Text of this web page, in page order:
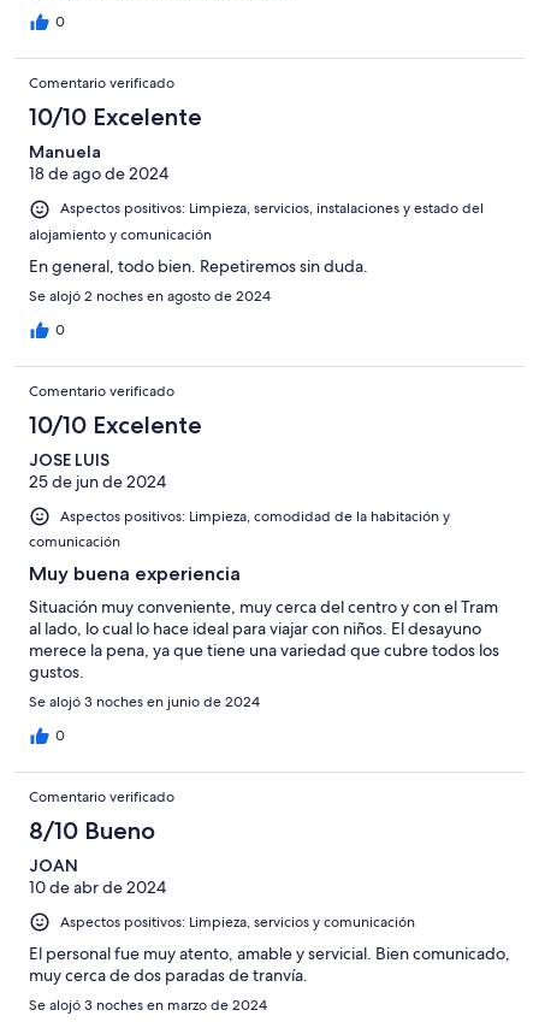
0
Comentario verificado
10/10 Excelente
Manuela
18 de ago de 2024
Aspectos positivos: Limpieza, servicios, instalaciones y estado del
alojamiento y comunicación
En general, todo bien. Repetiremos sin duda.
Se alojó 2 noches en agosto de 2024
0
Comentario verificado
10/10 Excelente
JOSE LUIS
25 de jun de 2024
Aspectos positivos: Limpieza, comodidad de la habitación y
comunicación
Muy buena experiencia
Situación muy conveniente, muy cerca del centro y con el Tram
al lado, lo cual lo hace ideal para viajar con niños. El desayuno
merece la pena, ya que tiene una variedad que cubre todos los
gustos.
Se alojó 3 noches en junio de 2024
0
Comentario verificado
8/10 Bueno
JOAN
10 de abr de 2024
Aspectos positivos: Limpieza, servicios y comunicación
El personal fue muy atento, amable y servicial. Bien comunicado,
muy cerca de dos paradas de tranvía.
Se alojó 3 noches en marzo de 2024